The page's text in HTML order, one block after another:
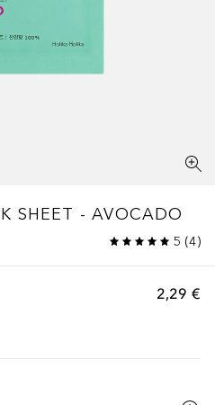
SHEET - AVOCADO
5 (4)
2,29 €